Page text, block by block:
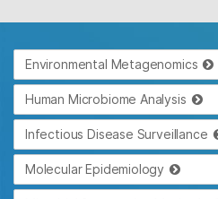
Environmental Metagenomics
Human Microbiome Analysis
Infectious Disease Surveillance
Molecular Epidemiology